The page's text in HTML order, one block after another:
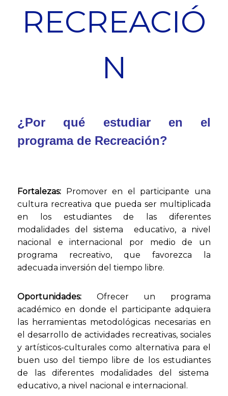
RECREACIÓ
N
¿Por qué estudiar en el
programa de Recreación?
Fortalezas: Promover en el participante una
cultura recreativa que pueda ser multiplicada
en los estudiantes de las diferentes
modalidades del sistema educativo, a nivel
nacional e internacional por medio de un
programa recreativo, que favorezca la
adecuada inversión del tiempo libre.
Oportunidades: Ofrecer un programa
académico en donde el participante adquiera
las herramientas metodológicas necesarias en
el desarrollo de actividades recreativas, sociales
y artísticos-culturales como alternativa para el
buen uso del tiempo libre de los estudiantes
de las diferentes modalidades del sistema
educativo, a nivel nacional e internacional.